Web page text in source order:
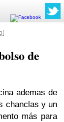
de
ademas de
chanclas y un
más para